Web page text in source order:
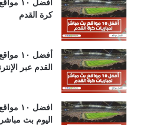
أفضل
كرة القدم
أفضل
القدم عبر
افضل
اليوم بث مباشر